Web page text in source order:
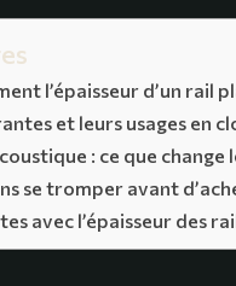
l’épaisseur d’un rail
et leurs usages en
: ce que change
se tromper avant
avec l’épaisseur des